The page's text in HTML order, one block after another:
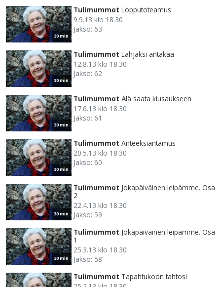
30 min
Tulimummot Lopputoteamus
9.9.13 klo 18.30
Jakso: 63
30 min
Tulimummot Lahjaksi antakaa
12.8.13 klo 18.30
Jakso: 62
30 min
Tulimummot Älä saata kiusaukseen
17.6.13 klo 18.30
Jakso: 61
30 min
Tulimummot Anteeksiantamus
20.5.13 klo 18.30
Jakso: 60
30 min
Tulimummot Jokapäiväinen leipämme. Osa
2
22.4.13 klo 18.30
Jakso: 59
30 min
Tulimummot Jokapäiväinen leipämme. Osa
1
25.3.13 klo 18.30
Jakso: 58
Tulimummot Tapahtukoon tahtosi